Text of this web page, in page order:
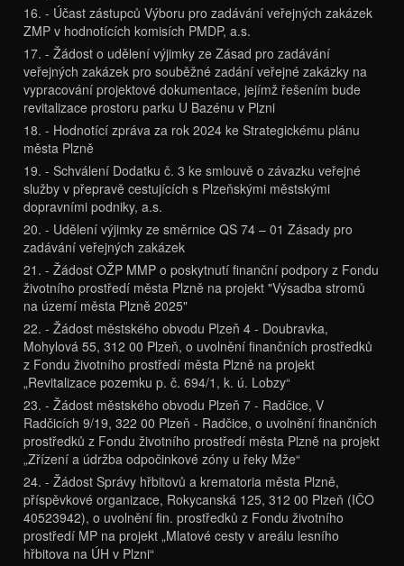
16. - Účast zástupců Výboru pro zadávání veřejných zakázek
ZMP v hodnotících komisích PMDP, a.s.
17. - Žádost o udělení výjimky ze Zásad pro zadávání
veřejných zakázek pro souběžné zadání veřejné zakázky na
vypracování projektové dokumentace, jejímž řešením bude
revitalizace prostoru parku U Bazénu v Plzni
18. - Hodnotící zpráva za rok 2024 ke Strategickému plánu
města Plzně
19. - Schválení Dodatku č. 3 ke smlouvě o závazku veřejné
služby v přepravě cestujících s Plzeňskými městskými
dopravními podniky, a.s.
20. - Udělení výjimky ze směrnice QS 74 – 01 Zásady pro
zadávání veřejných zakázek
21. - Žádost OŽP MMP o poskytnutí finanční podpory z Fondu
životního prostředí města Plzně na projekt "Výsadba stromů
na území města Plzně 2025"
22. - Žádost městského obvodu Plzeň 4 - Doubravka,
Mohylová 55, 312 00 Plzeň, o uvolnění finančních prostředků
z Fondu životního prostředí města Plzně na projekt
„Revitalizace pozemku p. č. 694/1, k. ú. Lobzy“
23. - Žádost městského obvodu Plzeň 7 - Radčice, V
Radčicích 9/19, 322 00 Plzeň - Radčice, o uvolnění finančních
prostředků z Fondu životního prostředí města Plzně na projekt
„Zřízení a údržba odpočinkové zóny u řeky Mže“
24. - Žádost Správy hřbitovů a krematoria města Plzně,
příspěvkové organizace, Rokycanská 125, 312 00 Plzeň (IČO
40523942), o uvolnění fin. prostředků z Fondu životního
prostředí MP na projekt „Mlatové cesty v areálu lesního
hřbitova na ÚH v Plzni“